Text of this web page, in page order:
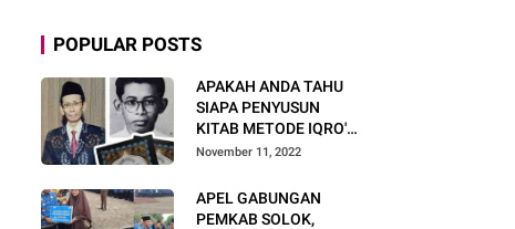
POPULAR POSTS
APAKAH ANDA TAHU
SIAPA PENYUSUN
KITAB METODE IQRO'?
INI BIOGRAFI KH. AS'AD
November 11, 2022
APEL GABUNGAN
PEMKAB SOLOK,